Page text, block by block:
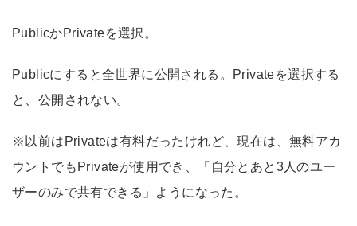
PublicかPrivateを選択。
Publicにすると全世界に公開される。Privateを選択する
と、公開されない。
※以前はPrivateは有料だったけれど、現在は、無料アカ
ウントでもPrivateが使用でき、「自分とあと3人のユー
ザーのみで共有できる」ようになった。